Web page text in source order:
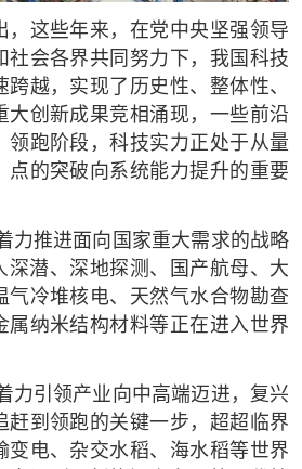
，这些年来，在党中央坚强领导
社会各界共同努力下，我国科技
越，实现了历史性、整体性、
大创新成果竞相涌现，一些前沿
领跑阶段，科技实力正处于从量
点的突破向系统能力提升的重要
力推进面向国家重大需求的战略
潜、深地探测、国产航母、大
气冷堆核电、天然气水合物勘查
属纳米结构材料等正在进入世界
力引领产业向中高端迈进，复兴
赶到领跑的关键一步，超超临界
变电、杂交水稻、海水稻等世界